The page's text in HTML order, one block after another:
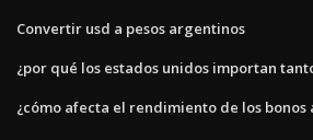
Convertir usd a pesos argentinos
¿por qué los estados unidos importan
¿cómo afecta el rendimiento de los bonos